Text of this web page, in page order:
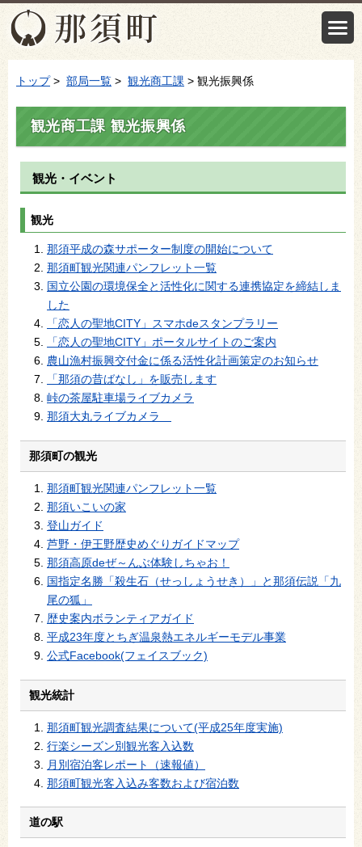
トップ> 部局一覧 > 観光商工課 > 観光振興係
観光商工課 観光振興係
観光・イベント
観光
那須平成の森サポーター制度の開始について
那須町観光関連パンフレット一覧
国立公園の環境保全と活性化に関する連携協定を締結しま
した
「恋人の聖地CITY」スマホdeスタンプラリー
「恋人の聖地CITY」ポータルサイトのご案内
農山漁村振興交付金に係る活性化計画策定のお知らせ
「那須の昔ばなし」を販売します
峠の茶屋駐車場ライブカメラ
那須大丸ライブカメラ
那須町の観光
那須町観光関連パンフレット一覧
那須いこいの家
登山ガイド
芦野・伊王野歴史めぐりガイドマップ
那須高原deぜ～んぶ体験しちゃお！
国指定名勝「殺生石（せっしょうせき）」と那須伝説「九
尾の狐」
歴史案内ボランティアガイド
平成23年度とちぎ温泉熱エネルギーモデル事業
公式Facebook(フェイスブック)
観光統計
那須町観光調査結果について(平成25年度実施)
行楽シーズン別観光客入込数
月別宿泊客レポート（速報値）
那須町観光客入込み客数および宿泊数
道の駅